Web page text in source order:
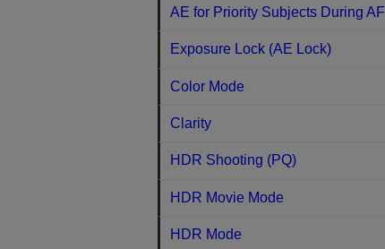
AE for Priority Subjects During AF
Exposure Lock (AE Lock)
Color Mode
Clarity
HDR Shooting (PQ)
HDR Movie Mode
HDR Mode